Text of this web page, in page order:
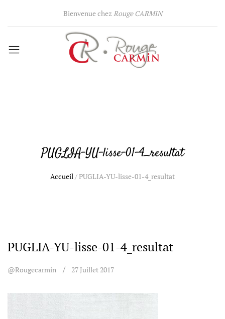
Bienvenue chez Rouge CARMIN
PUGLIA-YU-lisse-01-4_resultat
Accueil/PUGLIA-YU-lisse-01-4_resultat
PUGLIA-YU-lisse-01-4_resultat
@rougecarmin 27 Juillet 2017